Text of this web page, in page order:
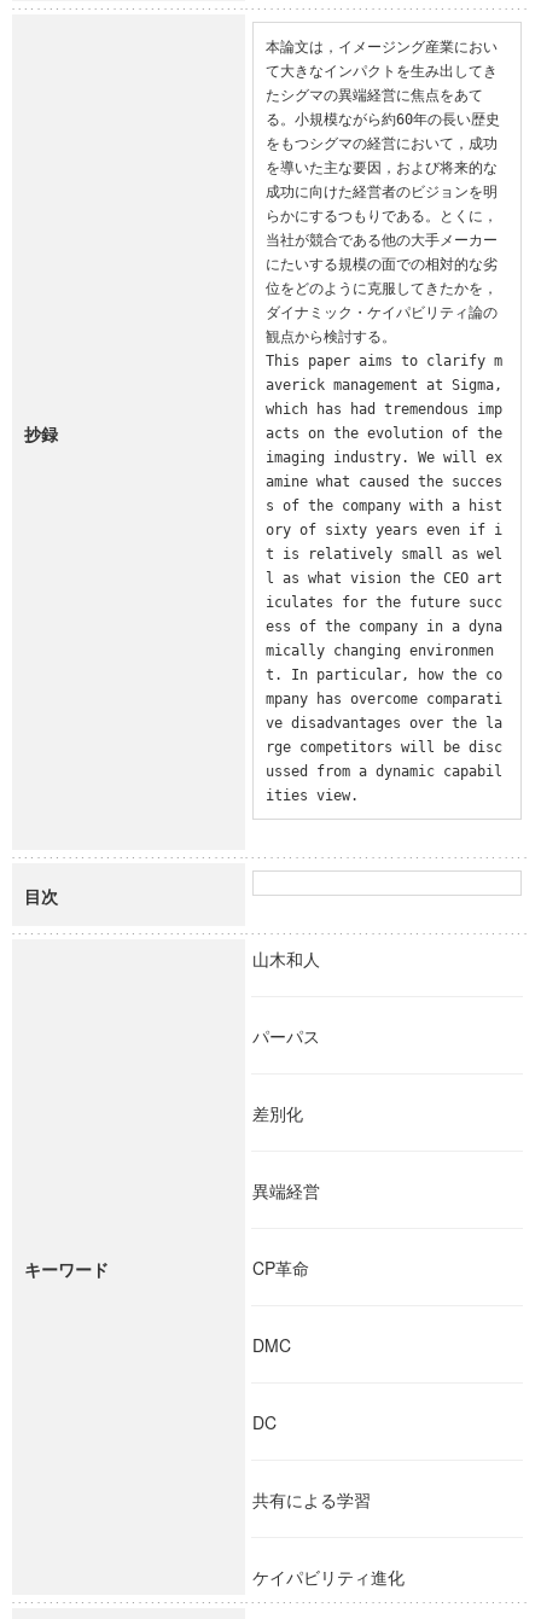
抄録
本論文は，イメージング産業におい
て大きなインパクトを生み出してき
たシグマの異端経営に焦点をあて
る。小規模ながら約60年の長い歴史
をもつシグマの経営において，成功
を導いた主な要因，および将来的な
成功に向けた経営者のビジョンを明
らかにするつもりである。とくに，
当社が競合である他の大手メーカー
にたいする規模の面での相対的な劣
位をどのように克服してきたかを，
ダイナミック・ケイパビリティ論の
観点から検討する。
This paper aims to clarify m
averick management at Sigma,
which has had tremendous imp
acts on the evolution of the
imaging industry. We will ex
amine what caused the succes
s of the company with a hist
ory of sixty years even if i
t is relatively small as wel
l as what vision the CEO art
iculates for the future succ
ess of the company in a dyna
mically changing environmen
t. In particular, how the co
mpany has overcome comparati
ve disadvantages over the la
rge competitors will be disc
ussed from a dynamic capabil
ities view.
目次
キーワード
山木和人
パーパス
差別化
異端経営
CP革命
DMC
DC
共有による学習
ケイパビリティ進化